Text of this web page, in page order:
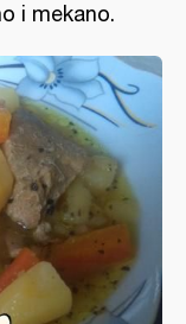
i mekano.